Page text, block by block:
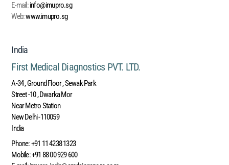
E-mail:info@imupro.sg
Web:www.imupro.sg
India
First Medical Diagnostics PVT. LTD.
A-34 , Ground Floor , Sewak Park
Street -10 , Dwarka Mor
Near Metro Station
New Delhi -110059
India
Phone:+91 11 4238 1323
Mobile: +91 88 00 929 600